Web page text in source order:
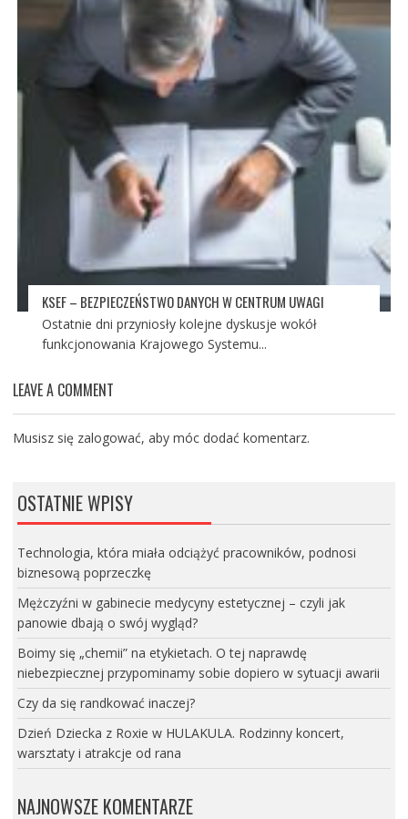
KSEF – BEZPIECZEŃSTWO DANYCH W CENTRUM UWAGI
Ostatnie dni przyniosły kolejne dyskusje wokół
funkcjonowania Krajowego Systemu...
LEAVE A COMMENT
Musisz się zalogować, aby móc dodać komentarz.
OSTATNIE WPISY
Technologia, która miała odciążyć pracowników, podnosi
biznesową poprzeczkę
Mężczyźni w gabinecie medycyny estetycznej – czyli jak
panowie dbają o swój wygląd?
Boimy się „chemii” na etykietach. O tej naprawdę
niebezpiecznej przypominamy sobie dopiero w sytuacji awarii
Czy da się randkować inaczej?
Dzień Dziecka z Roxie w HULAKULA. Rodzinny koncert,
warsztaty i atrakcje od rana
NAJNOWSZE KOMENTARZE